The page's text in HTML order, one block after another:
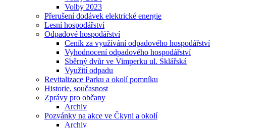
Volby 2023
Přerušení dodávek elektrické energie
Lesní hospodářství
Odpadové hospodářství
Ceník za využívání odpadového hospodářství
Vyhodnocení odpadového hospodářství
Sběrný dvůr ve Vimperku ul. Sklářská
Využití odpadu
Revitalizace Parku a okolí pomníku
Historie, současnost
Zprávy pro občany
Archiv
Pozvánky na akce ve Čkyni a okolí
Archiv